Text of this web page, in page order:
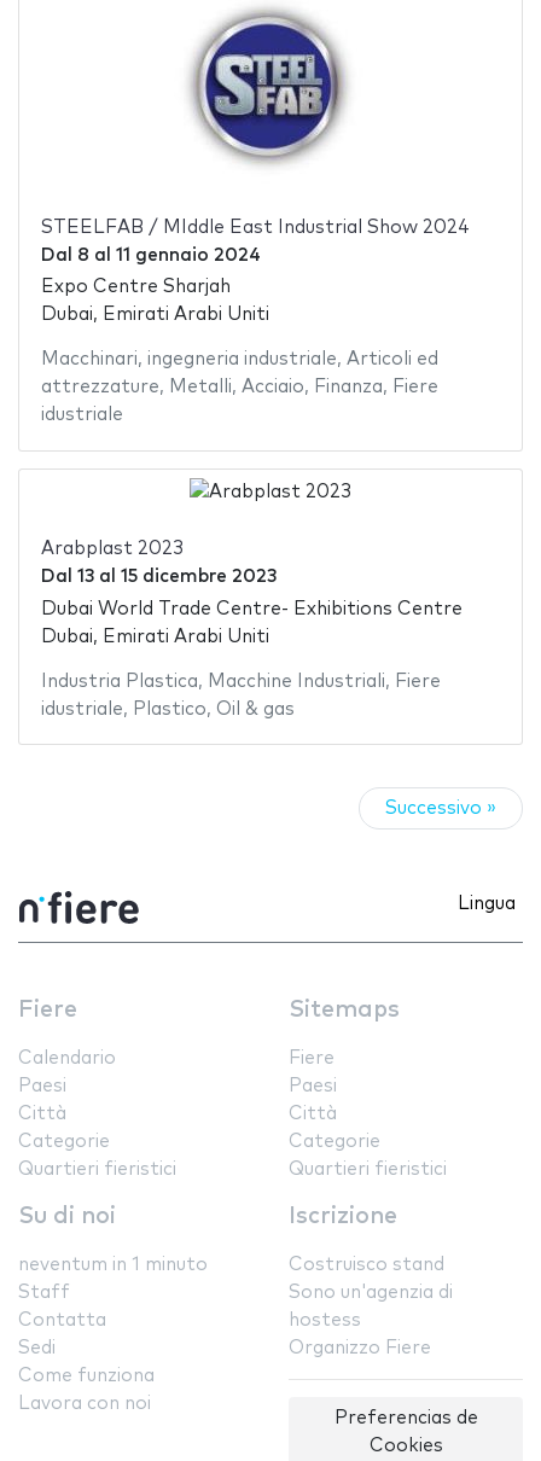
STEELFAB / MIddle East Industrial Show 2024
Dal 8 al 11 gennaio 2024
Expo Centre Sharjah
Dubai, Emirati Arabi Uniti
Macchinari, ingegneria industriale, Articoli ed
attrezzature, Metalli, Acciaio, Finanza, Fiere
idustriale
Arabplast 2023
Dal 13al 15 dicembre 2023
Dubai World Trade Centre- Exhibitions Centre
Dubai, Emirati Arabi Uniti
Industria Plastica, Macchine Industriali, Fiere
idustriale, Plastico, Oil & gas
Successivo »
Lingua
Fiere
Calendario
Paesi
Città
Categorie
Quartieri fieristici
Sitemaps
Fiere
Paesi
Città
Categorie
Quartieri fieristici
Su di noi
neventum in 1 minuto
Staff
Contatta
Sedi
Come funziona
Lavora con noi
Iscrizione
Costruisco stand
Sono un'agenzia di
hostess
Organizzo Fiere
Preferencias de
Cookies